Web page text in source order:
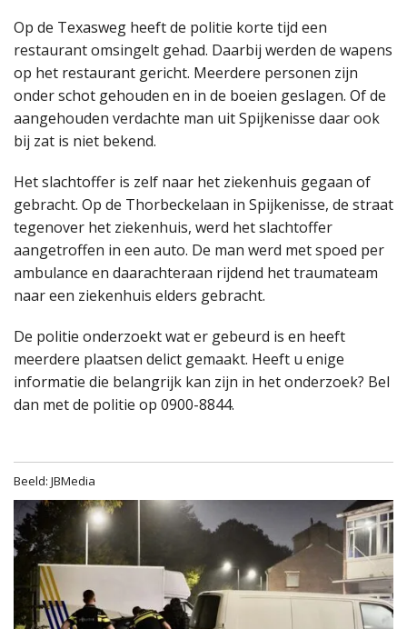
Op de Texasweg heeft de politie korte tijd een
restaurant omsingelt gehad. Daarbij werden de wapens
op het restaurant gericht. Meerdere personen zijn
onder schot gehouden en in de boeien geslagen. Of de
aangehouden verdachte man uit Spijkenisse daar ook
bij zat is niet bekend.
Het slachtoffer is zelf naar het ziekenhuis gegaan of
gebracht. Op de Thorbeckelaan in Spijkenisse, de straat
tegenover het ziekenhuis, werd het slachtoffer
aangetroffen in een auto. De man werd met spoed per
ambulance en daarachteraan rijdend het traumateam
naar een ziekenhuis elders gebracht.
De politie onderzoekt wat er gebeurd is en heeft
meerdere plaatsen delict gemaakt. Heeft u enige
informatie die belangrijk kan zijn in het onderzoek? Bel
dan met de politie op 0900-8844.
Beeld: JBMedia